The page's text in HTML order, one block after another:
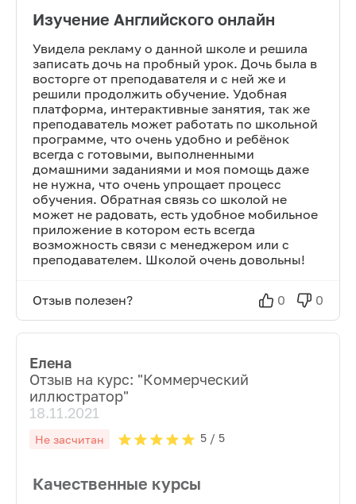
Изучение Английского онлайн
Увидела рекламу о данной школе и решила
записать дочь на пробный урок. Дочь была в
восторге от преподавателя и с ней же и
решили продолжить обучение. Удобная
платформа, интерактивные занятия, так же
преподаватель может работать по школьной
программе, что очень удобно и ребёнок
всегда с готовыми, выполненными
домашними заданиями и моя помощь даже
не нужна, что очень упрощает процесс
обучения. Обратная связь со школой не
может не радовать, есть удобное мобильное
приложение в котором есть всегда
возможность связи с менеджером или с
преподавателем. Школой очень довольны!
Отзыв полезен? 0 0
Елена
Отзыв на курс: "Коммерческий
иллюстратор"
18.11.2021
Не засчитан 5/ 5
Качественные курсы